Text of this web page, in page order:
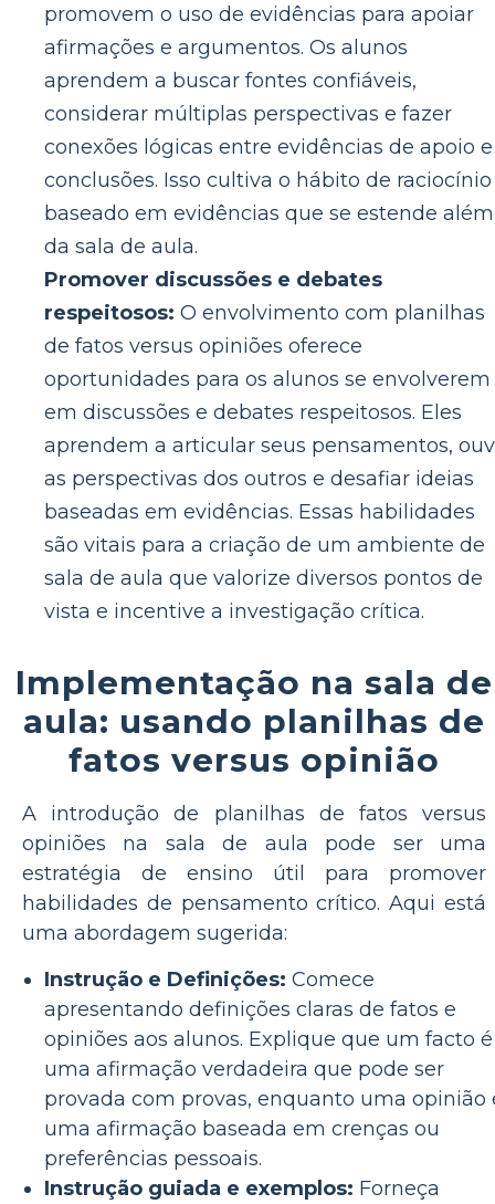
promovem o uso de evidências para apoiar
afirmações e argumentos. Os alunos
aprendem a buscar fontes confiáveis,
considerar múltiplas perspectivas e fazer
conexões lógicas entre evidências de apoio e
conclusões. Isso cultiva o hábito de raciocínio
baseado em evidências que se estende além
da sala de aula.
Promover discussões e debates
respeitosos: O envolvimento com planilhas
de fatos versus opiniões oferece
oportunidades para os alunos se envolverem
em discussões e debates respeitosos. Eles
aprendem a articular seus pensamentos,
as perspectivas dos outros e desafiar ideias
baseadas em evidências. Essas habilidades
são vitais para a criação de um ambiente de
sala de aula que valorize diversos pontos de
vista e incentive a investigação crítica.
Implementação na sala de
aula: usando planilhas de
fatos versus opinião
A introdução de planilhas de fatos versus
opiniões na sala de aula pode ser uma
estratégia de ensino útil para promover
habilidades de pensamento crítico. Aqui está
uma abordagem sugerida:
Instrução e Definições: Comece
apresentando definições claras de fatos e
opiniões aos alunos. Explique que um facto é
uma afirmação verdadeira que pode ser
provada com provas, enquanto uma opinião
uma afirmação baseada em crenças ou
preferências pessoais.
Instrução guiada e exemplos: Forneça